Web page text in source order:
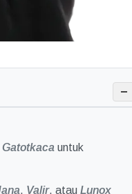
−
Gatotkaca untuk
, Valir, atau Lunox